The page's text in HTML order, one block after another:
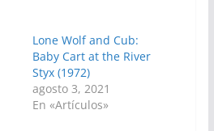
Lone Wolf and Cub:
Baby Cart at the River
Styx (1972)
agosto 3, 2021
En «Artículos»